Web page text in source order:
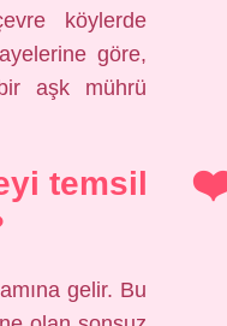
köylerde
göre,
aşk mührü
temsil
gelir. Bu